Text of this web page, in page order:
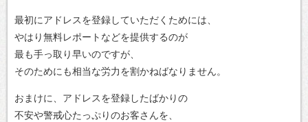
最初にアドレスを登録していただくためには、
やはり無料レポートなどを提供するのが
最も手っ取り早いのですが、
そのためにも相当な労力を割かねばなりません。
おまけに、アドレスを登録したばかりの
不安や警戒心たっぷりのお客さんを、